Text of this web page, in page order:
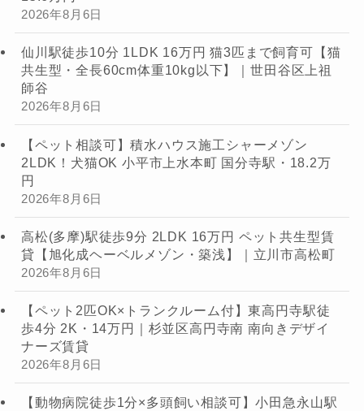
2026年8月6日
仙川駅徒歩10分 1LDK 16万円 猫3匹まで飼育可【猫
共生型・全長60cm体重10kg以下】｜世田谷区上祖
師谷
2026年8月6日
【ペット相談可】積水ハウス施工シャーメゾン
2LDK！犬猫OK 小平市上水本町 国分寺駅・18.2万
円
2026年8月6日
高松(多摩)駅徒歩9分 2LDK 16万円 ペット共生型賃
貸【旭化成ヘーベルメゾン・築浅】｜立川市高松町
2026年8月6日
【ペット2匹OK×トランクルーム付】東高円寺駅徒
歩4分 2K・14万円｜杉並区高円寺南 南向きデザイ
ナーズ賃貸
2026年8月6日
【動物病院徒歩1分×多頭飼い相談可】小田急永山駅